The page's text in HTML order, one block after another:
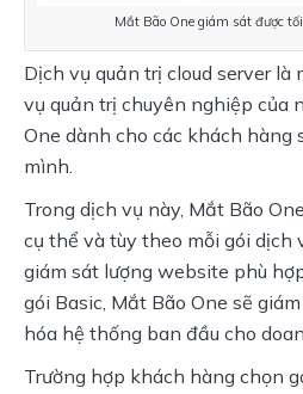
Mắt Bão One giám sát được
Dịch vụ quản trị cloud server là
vụ quản trị chuyên nghiệp của
One dành cho các khách hàng
mình.
Trong dịch vụ này, Mắt Bão
cụ thể và tùy theo mỗi gói dịch
giám sát lượng website phù
gói Basic, Mắt Bão One sẽ
hóa hệ thống ban đầu cho
Trường hợp khách hàng chọn